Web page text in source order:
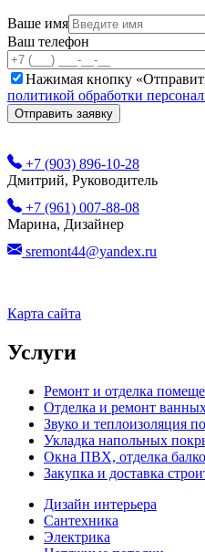
Ваше имя
Ваш телефон
Нажимая кнопку
политикой обработки
+7 (903) 896-10-28
Дмитрий, Руководитель
+7 (961) 007-88-08
Марина, Дизайнер
sremont44@yandex.ru
Карта сайта
Услуги
Ремонт и отделка
Отделка и ремонт
Звуко и теплоизоляция
Укладка напольных
Окна ПВХ, отделка
Закупка и доставка
Дизайн интерьера
Сантехника
Электрика